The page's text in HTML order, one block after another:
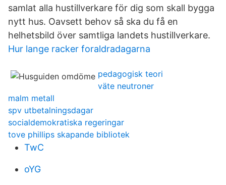
samlat alla hustillverkare för dig som skall bygga
nytt hus. Oavsett behov så ska du få en
helhetsbild över samtliga landets hustillverkare.
Hur lange racker foraldradagarna
pedagogisk teori
väte neutroner
malm metall
spv utbetalningsdagar
socialdemokratiska regeringar
tove phillips skapande bibliotek
TwC
oYG